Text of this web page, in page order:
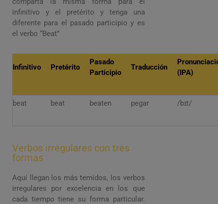
infinitivo y el pretérito y tenga una
diferente para el pasado participio y es
el verbo “Beat”
Infinitivo Pretérito
Pasado
Participio
Traducción
(IPA)
beat beat beaten pegar /bɪt/
Verbos irregulares con tres
formas
Aquí llegan los más temidos, los verbos
irregulares por excelencia en los que
cada tiempo tiene su forma particular.